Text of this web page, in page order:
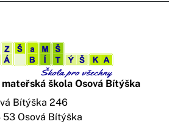
škola Osová Bítýška
Bítýška 246
53 Osová Bítýška